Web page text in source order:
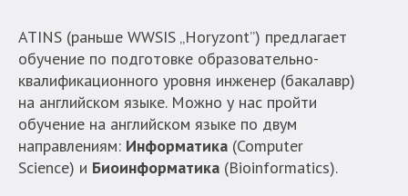
Informatyczna
Naukach
Stosowanych".
Strona
jest
wyposażona
АТІNS (раньше WWSIS „Horyzont”) предлагает
обучение по подготовке образовательно-
квалификационного уровня инженер (бакалавр)
на английском языке. Mожно у нас пройти
обучение на английском языке по двум
направлениям: Информатика (Computer
Science) и Биоинформатика (Bioinformatics).